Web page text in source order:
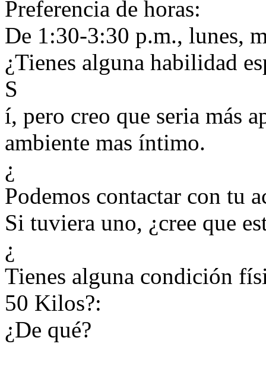
Preferencia de horas:
De 1:30-3:30 p.m., lunes,
¿Tienes alguna habilidad
S
í, pero creo que seria más
ambiente mas íntimo.
¿
Podemos contactar con tu
Si tuviera uno, ¿cree que
¿
Tienes alguna condición
50 Kilos?:
¿De qué?